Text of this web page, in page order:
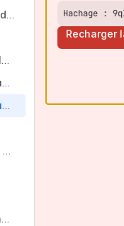
Saisie et transmission des données
Sélection du champs, la période de transmission et du type de données
Sélection ou saisie d'un nom de fichier
Sélection ou saisie d'un répertoire
Effacement des zones de saisie
Fonctionnalités liées aux types de données
Hachage :
Recharger